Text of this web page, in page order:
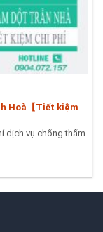
Hoà【Tiết kiệm
dịch vụ chống thấm